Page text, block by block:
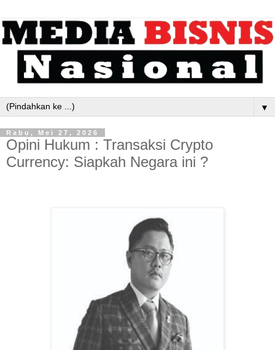
▼
Rabu, Mei 27, 2026
Opini Hukum : Transaksi Crypto
Currency: Siapkah Negara ini ?